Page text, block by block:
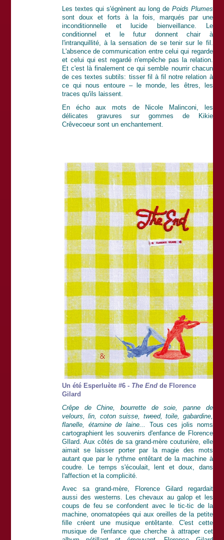
Les textes qui s'égrènent au long de Poids Plumes
sont doux et forts à la fois, marqués par une
inconditionnelle et lucide bienveillance. Le
conditionnel et le futur donnent chair à
l'intranquillité, à la sensation de se tenir sur le fil.
L'absence de communication entre celui qui regarde
et celui qui est regardé n'empêche pas la relation.
Et c'est là finalement ce qui semble nourrir chacun
de ces textes subtils: tisser fil à fil notre relation à
ce qui nous entoure – le monde, les êtres, les
traces qu'ils laissent.
En écho aux mots de Nicole Malinconi, les
délicates gravures sur gommes de Kikie
Crêvecoeur sont un enchantement.
Un été Esperluète #6 - The Endde Florence
Gilard
Crêpe de Chine, bourrette de soie, panne de
velours, lin, coton suisse, tweed, toile, gabardine,
flanelle, étamine de laine... Tous ces jolis noms
cartographient les souvenirs d'enfance de Florence
GIlard. Aux côtés de sa grand-mère couturière, elle
aimait se laisser porter par la magie des mots
autant que par le rythme entêtant de la machine à
coudre. Le temps s'écoulait, lent et doux, dans
l'affection et la complicité.
Avec sa grand-mère, Florence Gilard regardait
aussi des westerns. Les chevaux au galop et les
coups de feu se confondent avec le tic-tic de la
machine, onomatopées qui aux oreilles de la petite
fille créent une musique entêtante. C'est cette
musique de l'enfance que cherche à attraper cet